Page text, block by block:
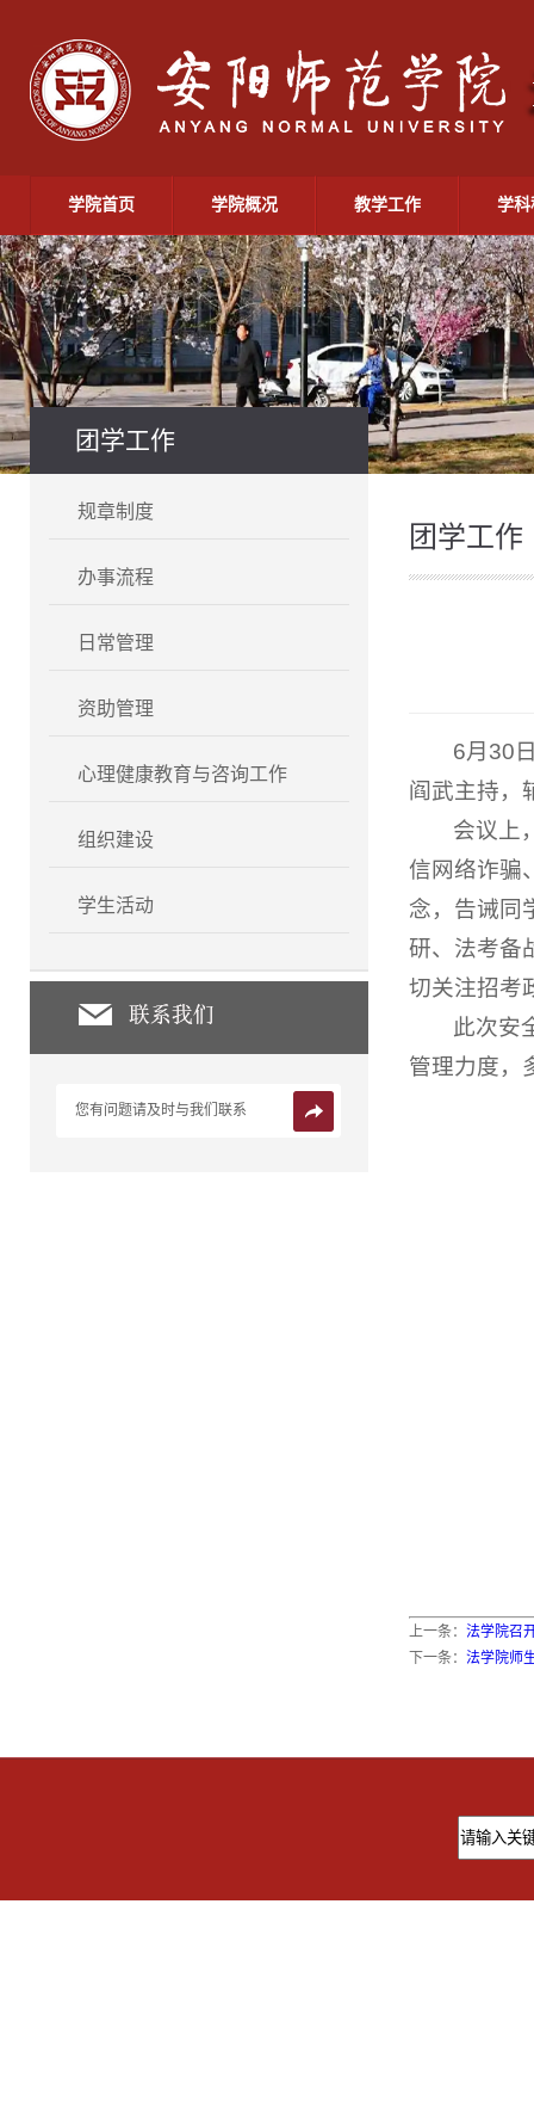
学院首页 学院概况 教学工作 学科
团学工作
规章制度
办事流程
日常管理
资助管理
心理健康教育与咨询工作
组织建设
学生活动
您有问题请及时与我们联系
团学工作
6月30
阎武主持，
会议上
信网络诈骗
念，告诫同
研、法考备
切关注招考
此次安
管理力度，
上一条： 法学院召
下一条： 法学院师